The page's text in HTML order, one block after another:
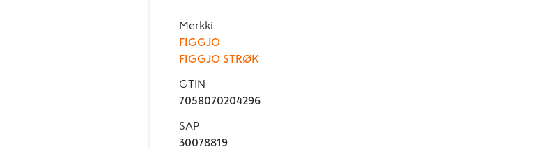
Merkki
FIGGJO
FIGGJO STRØK
GTIN
7058070204296
SAP
30078819